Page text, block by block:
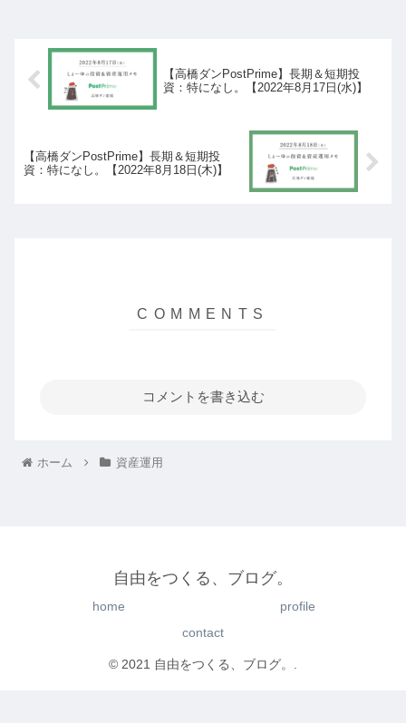
【高橋ダンPostPrime】長期＆短期投
資：特になし。【2022年8月17日(水)】
【高橋ダンPostPrime】長期＆短期投
資：特になし。【2022年8月18日(木)】
コメントを書き込む
ホーム 資産運用
自由をつくる、ブログ。
home
profile
contact
© 2021 自由をつくる、ブログ。.